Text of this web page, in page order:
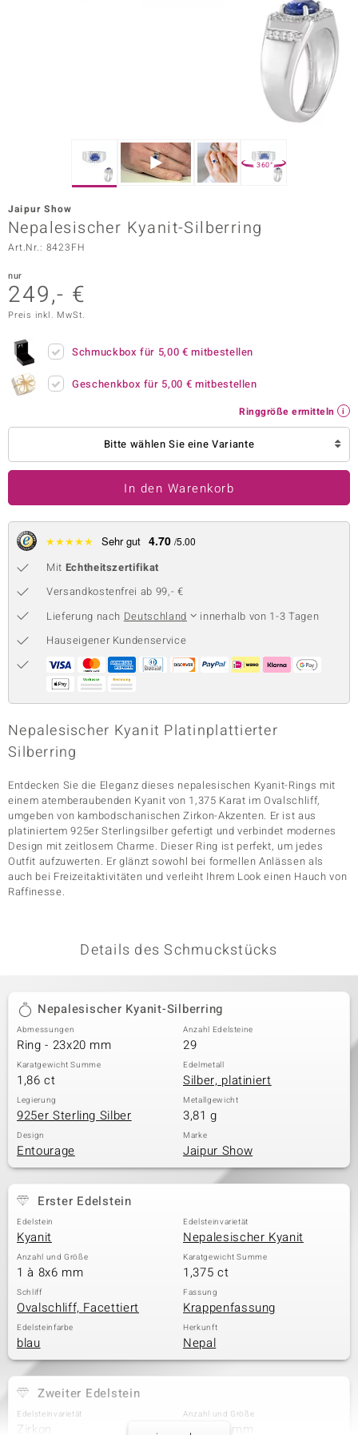
Vogue
Paraíso
Collection
Collection
360°
Jaipur Show
Nepalesischer Kyanit-Silberring
Art.Nr.: 8423FH
nur
249,- €
Preis inkl. MwSt.
Schmuckbox für 5,00 € mitbestellen
Geschenkbox für 5,00 € mitbestellen
Ringgröße ermitteln
Bitte wählen Sie eine Variante
In den Warenkorb
★★★★★ Sehr gut 4.70 /5.00
Mit Echtheitszertifikat
Versandkostenfrei ab 99,- €
Lieferung nach Deutschland
innerhalb von 1-3 Tagen
Hauseigener Kundenservice
Nepalesischer Kyanit Platinplattierter
Silberring
Entdecken Sie die Eleganz dieses nepalesischen Kyanit-Rings mit
einem atemberaubenden Kyanit von 1,375 Karat im Ovalschliff,
umgeben von kambodschanischen Zirkon-Akzenten. Er ist aus
platiniertem 925er Sterlingsilber gefertigt und verbindet modernes
Design mit zeitlosem Charme. Dieser Ring ist perfekt, um jedes
Outfit aufzuwerten. Er glänzt sowohl bei formellen Anlässen als
auch bei Freizeitaktivitäten und verleiht Ihrem Look einen Hauch von
Raffinesse.
Details des Schmuckstücks
Nepalesischer Kyanit-Silberring
Abmessungen
Ring - 23x20 mm
Anzahl Edelsteine
29
Karatgewicht Summe
1,86 ct
Edelmetall
Silber, platiniert
Legierung
925er Sterling Silber
Metallgewicht
3,81 g
Design
Entourage
Marke
Jaipur Show
Erster Edelstein
Edelstein
Kyanit
Edelsteinvarietät
Nepalesischer Kyanit
Anzahl und Größe
1 à 8x6 mm
Karatgewicht Summe
1,375 ct
Schliff
Ovalschliff, Facettiert
Fassung
Krappenfassung
Edelsteinfarbe
blau
Herkunft
Nepal
Zweiter Edelstein
Edelsteinvarietät
Zirkon
Anzahl und Größe
14 à 1,5 mm